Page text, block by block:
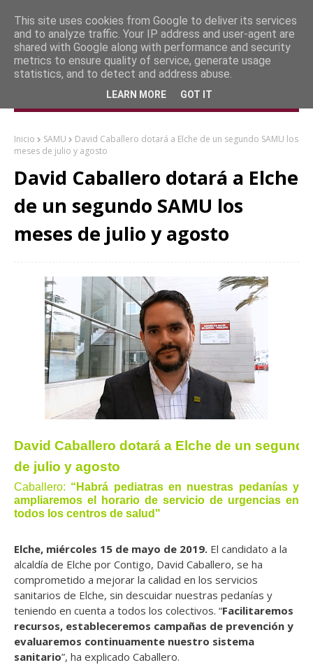
Inicio SAMU
David Caballero dotará a Elche de un segundo SAMU los
meses de julio y agosto
David Caballero dotará a Elche
de un segundo SAMU los
meses de julio y agosto
David Caballero dotará a Elche de un
de julio y agosto
Caballero: “Habrá pediatras en nuestras pedanías y
ampliaremos el horario de servicio de urgencias en
todos los centros de salud"
Elche, miércoles 15 de mayo de 2019. El candidato a la
alcaldía de Elche por Contigo, David Caballero, se ha
comprometido a mejorar la calidad en los servicios
sanitarios de Elche, sin descuidar nuestras pedanías y
teniendo en cuenta a todos los colectivos. “Facilitaremos
recursos, estableceremos campañas de prevención y
evaluaremos continuamente nuestro sistema
sanitario”, ha explicado Caballero.
This site uses cookies from Google to deliver its services
and to analyze traffic. Your IP address and user-agent are
shared with Google along with performance and security
metrics to ensure quality of service, generate usage
statistics, and to detect and address abuse.
LEARN MORE GOT IT